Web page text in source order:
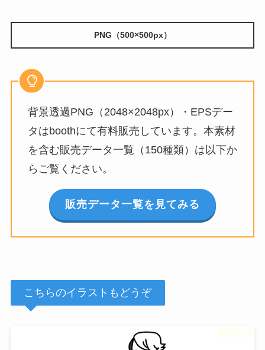
PNG（500×500px）
背景透過PNG（2048×2048px）・EPSデー
タはboothにて有料販売しています。本素材
を含む販売データ一覧（150種類）は以下か
らご覧ください。
販売データ一覧を見てみる
こちらのイラストもどうぞ